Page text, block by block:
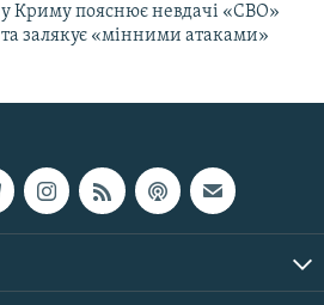
у Криму пояснює невдачі «СВО»
та залякує «мінними атаками»